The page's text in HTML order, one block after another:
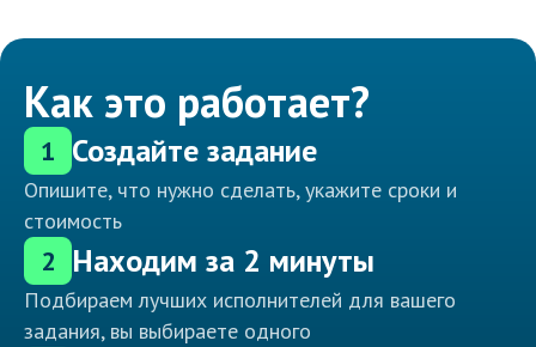
Как это работает?
1 Создайте задание
Опишите, что нужно сделать, укажите сроки и
стоимость
2 Находим за 2 минуты
Подбираем лучших исполнителей для вашего
задания, вы выбираете одного